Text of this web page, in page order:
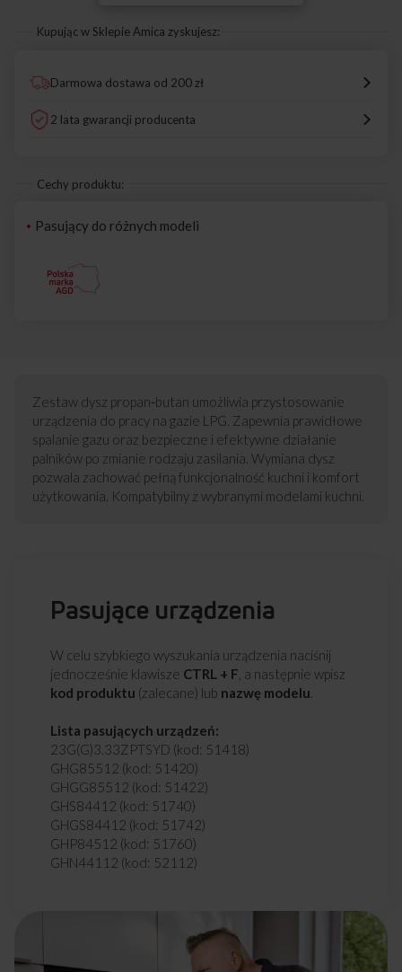
Kupując w Sklepie Amica zyskujesz:
Darmowa dostawa od 200 zł
2 lata gwarancji producenta
Cechy produktu:
Pasujący do różnych modeli
Zestaw dysz propan‑butan umożliwia przystosowanie
urządzenia do pracy na gazie LPG. Zapewnia prawidłowe
spalanie gazu oraz bezpieczne i efektywne działanie
palników po zmianie rodzaju zasilania. Wymiana dysz
pozwala zachować pełną funkcjonalność kuchni i komfort
użytkowania. Kompatybilny z wybranymi modelami kuchni.
Pasujące urządzenia
W celu szybkiego wyszukania urządzenia naciśnij
jednocześnie klawisze CTRL + F , a następnie wpisz
kod produktu (zalecane) lub nazwę modelu
Lista pasujących urządzeń:
23G(G)3.33ZPTSYD (kod: 51418)
GHG85512 (kod: 51420)
GHGG85512 (kod: 51422)
GHS84412 (kod: 51740)
GHGS84412 (kod: 51742)
GHP84512 (kod: 51760)
GHN44112 (kod: 52112)
608GE3.43ZPTSYKDN(XL) (kod: 52125)
601GE1.32ZPTAYN(W) (kod: 52129)